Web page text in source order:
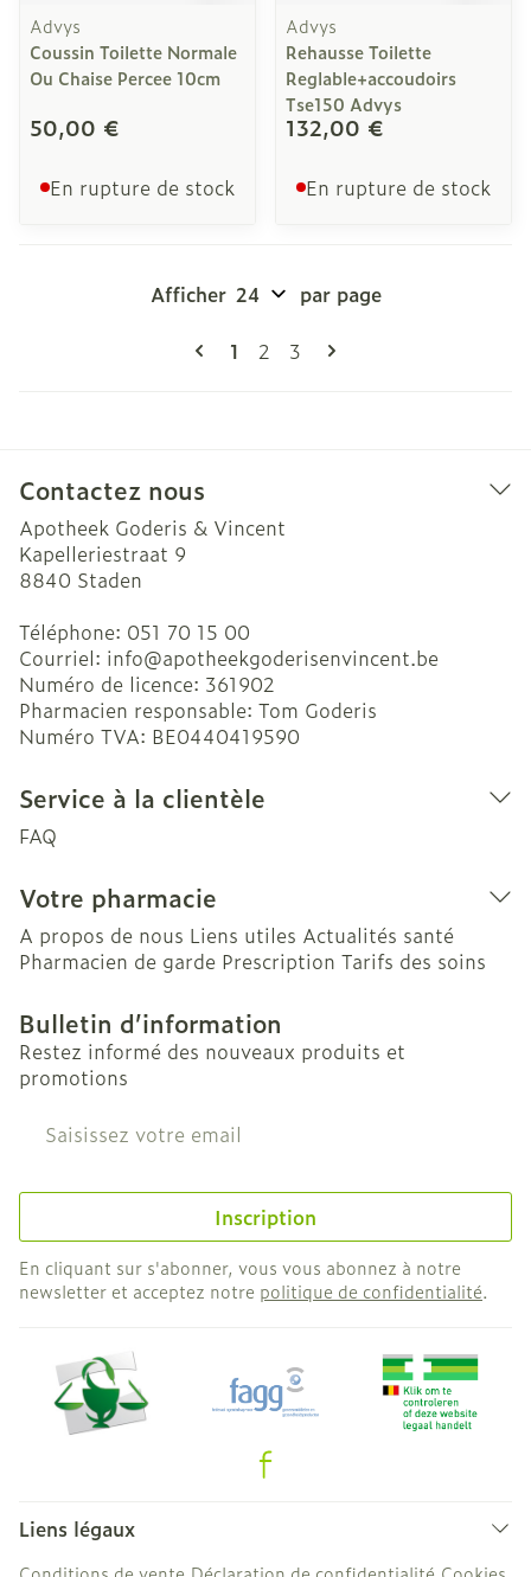
Advys
Coussin Toilette Normale
Ou Chaise Percee 10cm
50,00 €
En rupture de stock
Advys
Rehausse Toilette
Reglable+accoudoirs
Tse150 Advys
132,00 €
En rupture de stock
Pages
Vous lisez actuellement la page
1 Page
2 Page
3
Afficher par page
Contactez nous
Apotheek Goderis & Vincent
Kapelleriestraat 9
8840 Staden
Téléphone: 051 70 15 00
Courriel: info@apotheekgoderisenvincent.be
Numéro de licence: 361902
Pharmacien responsable: Tom Goderis
Numéro TVA: BE0440419590
Service à la clientèle
FAQ
Votre pharmacie
A propos de nous Liens utiles Actualités santé
Pharmacien de garde Prescription Tarifs des soins
Bulletin d’information
Restez informé des nouveaux produits et
promotions
Adresse mail
Inscription
En cliquant sur s'abonner, vous vous abonnez à notre
newsletter et acceptez notre politique de confidentialité.
Liens légaux